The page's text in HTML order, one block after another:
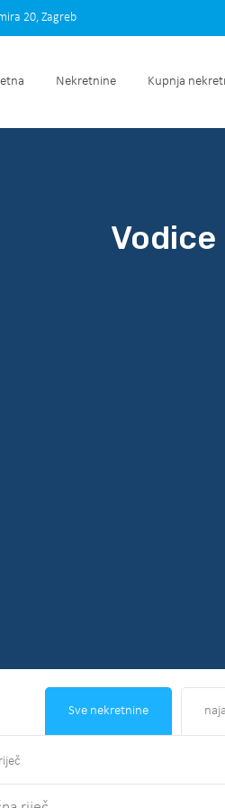
Početna Nekretnine
20, Zagreb
Nekretnine Kupnja
Vodice
Sve nekretnine